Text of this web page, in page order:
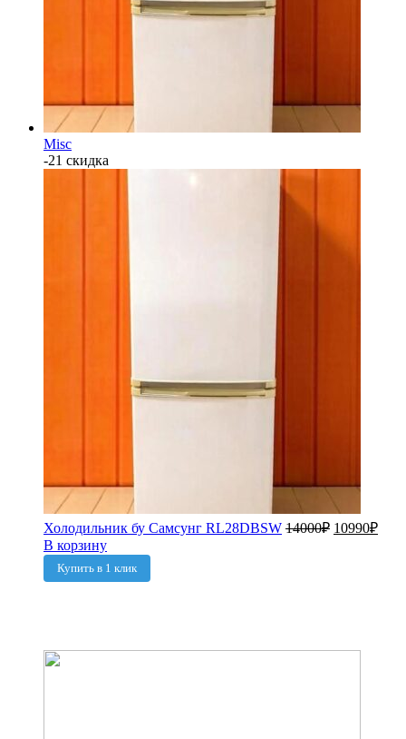
Misc
-21 скидка
Холодильник бу Самсунг RL28DBSW 14000₽ 10990₽
В корзину
Купить в 1 клик